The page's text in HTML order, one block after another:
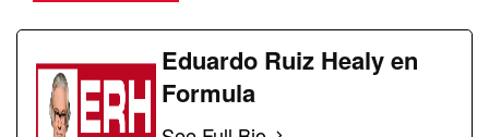
Eduardo Ruiz Healy en
Formula